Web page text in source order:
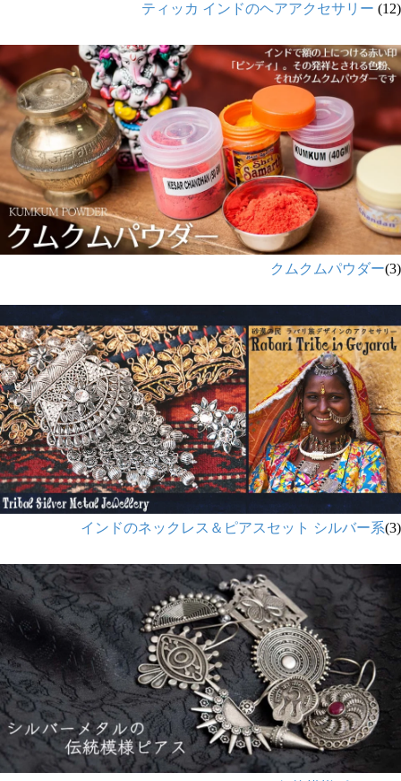
ティッカ インドのヘアアクセサリー (12)
クムクムパウダー(3)
インドのネックレス＆ピアスセット シルバー系(3)